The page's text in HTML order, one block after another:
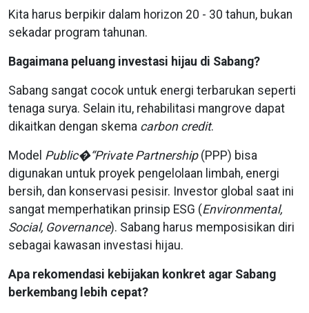
Kita harus berpikir dalam horizon 20 - 30 tahun, bukan
sekadar program tahunan.
Bagaimana peluang investasi hijau di Sabang?
Sabang sangat cocok untuk energi terbarukan seperti
tenaga surya. Selain itu, rehabilitasi mangrove dapat
dikaitkan dengan skema carbon credit.
Model Public�“Private Partnership(PPP) bisa
digunakan untuk proyek pengelolaan limbah, energi
bersih, dan konservasi pesisir. Investor global saat ini
sangat memperhatikan prinsip ESG (Environmental,
Social, Governance). Sabang harus memposisikan diri
sebagai kawasan investasi hijau.
Apa rekomendasi kebijakan konkret agar Sabang
berkembang lebih cepat?